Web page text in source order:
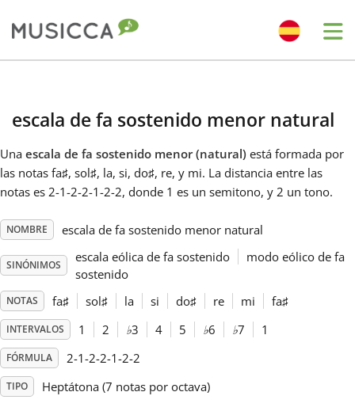
Dansk
Deutsch
Español
Français
escala de fa sostenido menor natural
Una escala de fa sostenido menor (natural) está formada por
las notas fa♯, sol♯, la, si, do♯, re, y mi. La distancia entre las
notas es 2-1-2-2-1-2-2, donde 1 es un semitono, y 2 un tono.
NOMBRE escala de fa sostenido menor natural
SINÓNIMOS
escala eólica de fa sostenido
modo eólico de fa
sostenido
NOTAS fa♯ sol♯ la si do♯ re mi fa♯
INTERVALOS 1 2 ♭3 4 5 ♭6 ♭7 1
FÓRMULA 2-1-2-2-1-2-2
TIPO Heptátona (7 notas por octava)